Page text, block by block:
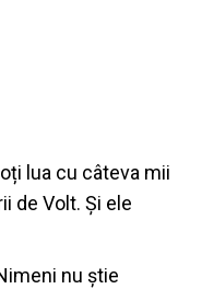
lua cu câteva mii
de Volt. Și ele
nu știe